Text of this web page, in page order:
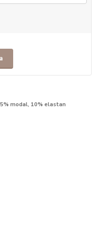
modal, 10% elastan